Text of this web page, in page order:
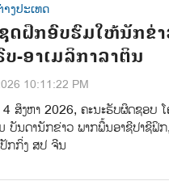
າງປະເທດ
ດຝຶກອົບຮົມໃຫ້ນັກຂ່
ບ-ອາເມລິກາລາຕິນ
10:11:22 PM
ສິງຫາ 2026, ຄະນະຮັບຜິດຊອບ
ບັນດານັກຂ່າວ ພາກພື້ນອາຊີປາຊີຟິກ
ກກິ່ງ ສປ ຈີນ